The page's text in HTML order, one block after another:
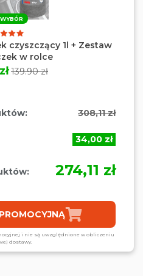
czyszczący 1l + Zestaw
w rolce
139.90 zł
308,11 zł
34,00 zł
274,11 zł
i nie są uwzględnione w obliczeniu
dostawy.